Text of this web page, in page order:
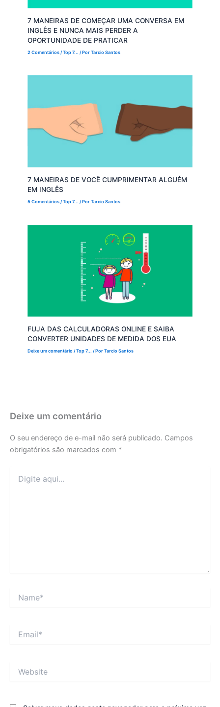
7 MANEIRAS DE COMEÇAR UMA CONVERSA EM
INGLÊS E NUNCA MAIS PERDER A
OPORTUNIDADE DE PRATICAR
2 Comentários /Top 7... / PorTarcio Santos
7 MANEIRAS DE VOCÊ CUMPRIMENTAR ALGUÉM
EM INGLÊS
5 Comentários /Top 7... / PorTarcio Santos
FUJA DAS CALCULADORAS ONLINE E SAIBA
CONVERTER UNIDADES DE MEDIDA DOS EUA
Deixe um comentário /Top 7... / PorTarcio Santos
Deixe um comentário
O seu endereço de e-mail não será publicado. Campos
obrigatórios são marcados com *
aqui...